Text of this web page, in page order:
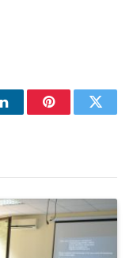
LinkedInPinterest